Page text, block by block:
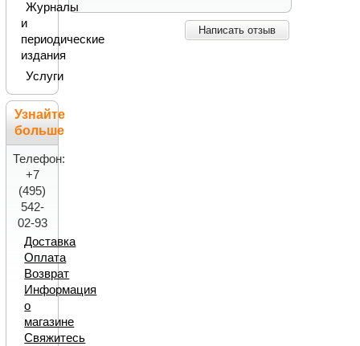
Написать отзыв
Журналы
и
периодические
издания
Услуги
Узнайте
больше
Телефон:
+7
(495)
542-
02-93
Доставка
Оплата
Возврат
Информация
о
магазине
Свяжитесь